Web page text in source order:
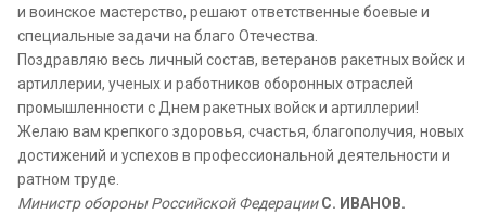
и воинское мастерство, решают ответственные боевые и
специальные задачи на благо Отечества.
Поздравляю весь личный состав, ветеранов ракетных войск и
артиллерии, ученых и работников оборонных отраслей
промышленности с Днем ракетных войск и артиллерии!
Желаю вам крепкого здоровья, счастья, благополучия, новых
достижений и успехов в профессиональной деятельности и
ратном труде.
Министр обороны Российской ФедерацииС. ИВАНОВ.